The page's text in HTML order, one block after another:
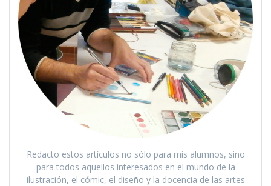
Redacto estos artículos no sólo para mis alumnos, sino
para todos aquellos interesados en el mundo de la
ilustración, el cómic, el diseño y la docencia de las artes